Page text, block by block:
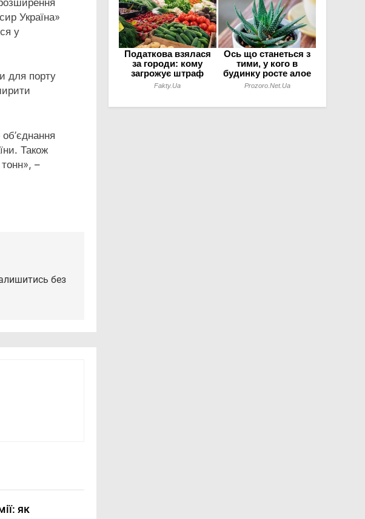
Україна»‎
у
для порту
Також
–
без
як